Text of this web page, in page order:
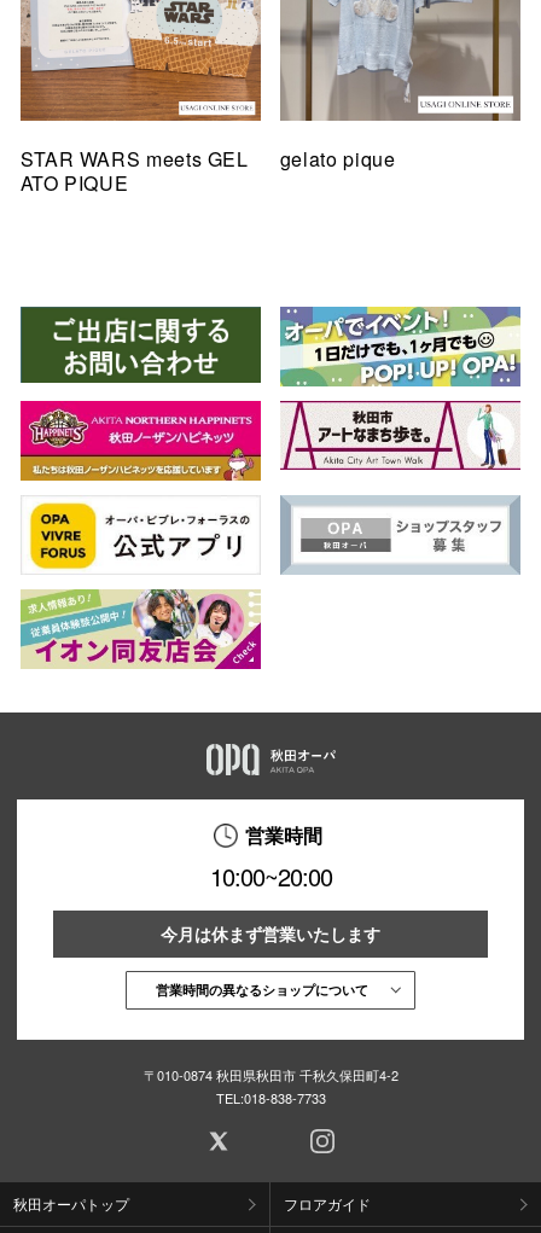
STAR WARS meets GEL
ATO PIQUE
gelato pique
営業時間
10:00~20:00
今月は休まず営業いたします
営業時間の異なるショップについて
〒010-0874 秋田県秋田市 千秋久保田町4-2
TEL:018-838-7733
秋田オーパトップ フロアガイド